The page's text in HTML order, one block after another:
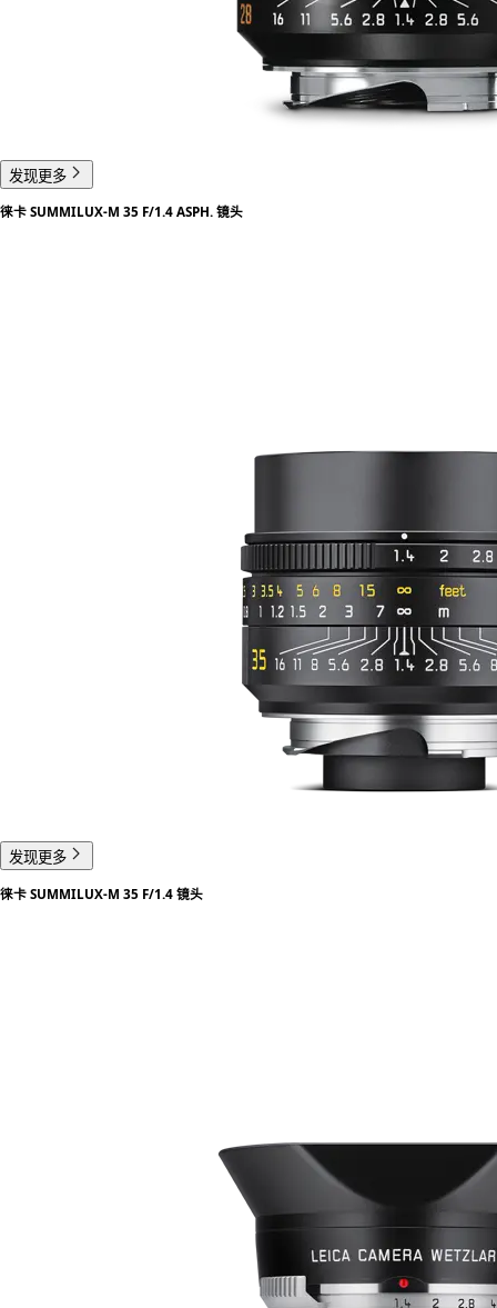
发现更多
徕卡 SUMMILUX-M 35 F/1.4 ASPH. 镜头
发现更多
徕卡 SUMMILUX-M 35 F/1.4 镜头